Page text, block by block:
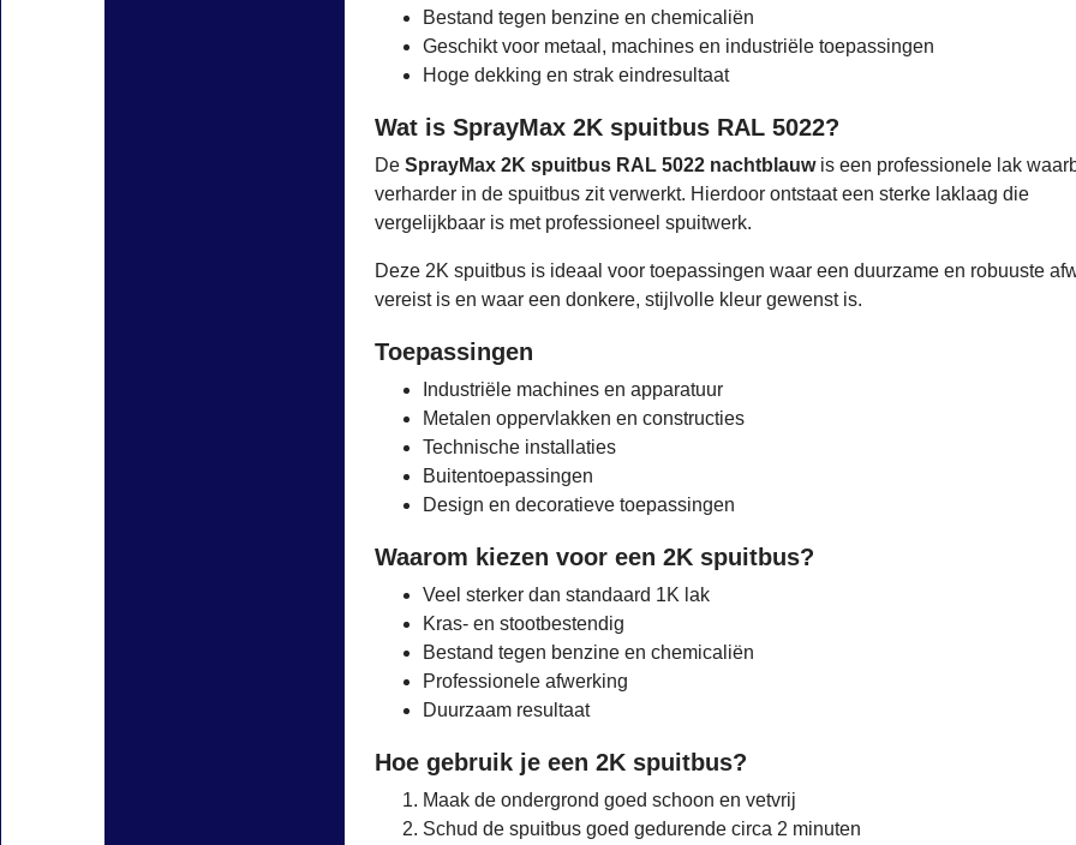
Bestand tegen benzine en chemicaliën
Geschikt voor metaal, machines en industriële toepassingen
Hoge dekking en strak eindresultaat
Wat is SprayMax 2K spuitbus RAL 5022?
De SprayMax 2K spuitbus RAL 5022 nachtblauwis een professionele lak
verharder in de spuitbus zit verwerkt. Hierdoor ontstaat een sterke laklaag die
vergelijkbaar is met professioneel spuitwerk.
Deze 2K spuitbus is ideaal voor toepassingen waar een duurzame en robuuste
vereist is en waar een donkere, stijlvolle kleur gewenst is.
Toepassingen
Industriële machines en apparatuur
Metalen oppervlakken en constructies
Technische installaties
Buitentoepassingen
Design en decoratieve toepassingen
Waarom kiezen voor een 2K spuitbus?
Veel sterker dan standaard 1K lak
Kras- en stootbestendig
Bestand tegen benzine en chemicaliën
Professionele afwerking
Duurzaam resultaat
Hoe gebruik je een 2K spuitbus?
Maak de ondergrond goed schoon en vetvrij
Schud de spuitbus goed gedurende circa 2 minuten